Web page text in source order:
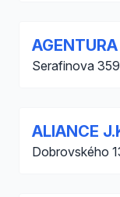
Serafinova
ALIANCE
Dobrovského